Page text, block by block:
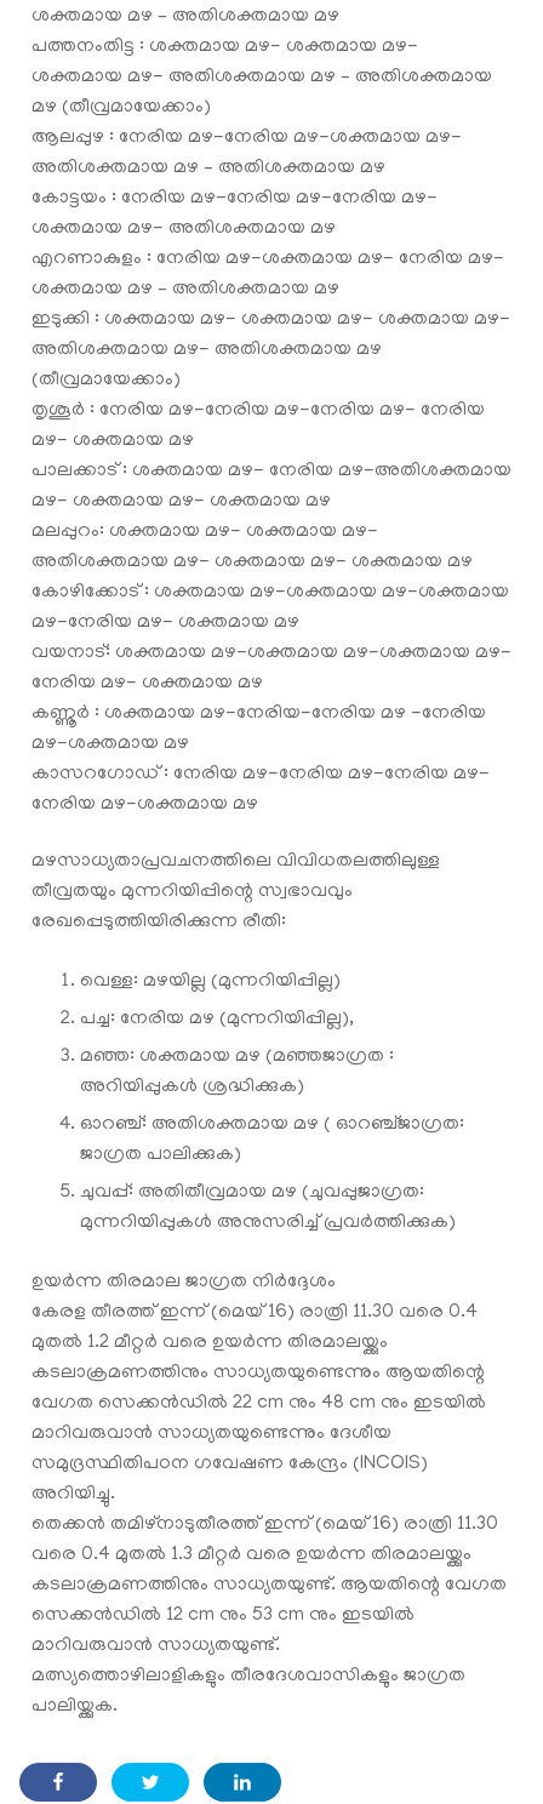
ശക്തമായ മഴ – അതിശക്തമായ മഴ
പത്തനംതിട്ട : ശക്തമായ മഴ- ശക്തമായ മഴ-
ശക്തമായ മഴ- അതിശക്തമായ മഴ – അതിശക്തമായ
മഴ (തീവ്രമായേക്കാം)
ആലപ്പുഴ : നേരിയ മഴ-നേരിയ മഴ-ശക്തമായ മഴ-
അതിശക്തമായ മഴ – അതിശക്തമായ മഴ
കോട്ടയം : നേരിയ മഴ-നേരിയ മഴ-നേരിയ മഴ-
ശക്തമായ മഴ- അതിശക്തമായ മഴ
എറണാകുളം : നേരിയ മഴ-ശക്തമായ മഴ- നേരിയ മഴ-
ശക്തമായ മഴ – അതിശക്തമായ മഴ
ഇടുക്കി : ശക്തമായ മഴ- ശക്തമായ മഴ- ശക്തമായ മഴ-
അതിശക്തമായ മഴ- അതിശക്തമായ മഴ
(തീവ്രമായേക്കാം)
തൃശൂര്‍ : നേരിയ മഴ-നേരിയ മഴ-നേരിയ മഴ- നേരിയ
മഴ- ശക്തമായ മഴ
പാലക്കാട് : ശക്തമായ മഴ- നേരിയ മഴ-അതിശക്തമായ
മഴ- ശക്തമായ മഴ- ശക്തമായ മഴ
മലപ്പുറം: ശക്തമായ മഴ- ശക്തമായ മഴ-
അതിശക്തമായ മഴ- ശക്തമായ മഴ- ശക്തമായ മഴ
കോഴിക്കോട് : ശക്തമായ മഴ-ശക്തമായ മഴ-ശക്തമായ
മഴ-നേരിയ മഴ- ശക്തമായ മഴ
വയനാട്: ശക്തമായ മഴ-ശക്തമായ മഴ-ശക്തമായ മഴ-
നേരിയ മഴ- ശക്തമായ മഴ
കണ്ണൂര്‍ : ശക്തമായ മഴ-നേരിയ-നേരിയ മഴ -നേരിയ
മഴ-ശക്തമായ മഴ
കാസറഗോഡ് : നേരിയ മഴ-നേരിയ മഴ-നേരിയ മഴ-
നേരിയ മഴ-ശക്തമായ മഴ
മഴസാധ്യതാപ്രവചനത്തിലെ വിവിധതലത്തിലുള്ള
തീവ്രതയും മുന്നറിയിപ്പിന്റെ സ്വഭാവവും
രേഖപ്പെടുത്തിയിരിക്കുന്ന രീതി:
വെള്ള: മഴയില്ല (മുന്നറിയിപ്പില്ല)
പച്ച: നേരിയ മഴ (മുന്നറിയിപ്പില്ല),
മഞ്ഞ: ശക്തമായ മഴ (മഞ്ഞജാഗ്രത :
അറിയിപ്പുകള്‍ ശ്രദ്ധിക്കുക)
ഓറഞ്ച്: അതിശക്തമായ മഴ ( ഓറഞ്ച്ജാഗ്രത:
ജാഗ്രത പാലിക്കുക)
ചുവപ്പ്: അതിതീവ്രമായ മഴ (ചുവപ്പുജാഗ്രത:
മുന്നറിയിപ്പുകള്‍ അനുസരിച്ച് പ്രവര്‍ത്തിക്കുക)
ഉയർന്ന തിരമാല ജാഗ്രത നിർദ്ദേശം
കേരള തീരത്ത് ഇന്ന് (മെയ് 16) രാത്രി 11.30 വരെ 0.4
മുതൽ 1.2 മീറ്റർ വരെ ഉയർന്ന തിരമാലയ്ക്കും
കടലാക്രമണത്തിനും സാധ്യതയുണ്ടെന്നും ആയതിന്റെ
വേഗത സെക്കൻഡിൽ 22 cm നും 48 cm നും ഇടയിൽ
മാറിവരുവാൻ സാധ്യതയുണ്ടെന്നും ദേശീയ
സമുദ്രസ്ഥിതിപഠന ഗവേഷണ കേന്ദ്രം (INCOIS)
അറിയിച്ചു.
തെക്കൻ തമിഴ്നാടുതീരത്ത് ഇന്ന് (മെയ് 16) രാത്രി 11.30
വരെ 0.4 മുതൽ 1.3 മീറ്റർ വരെ ഉയർന്ന തിരമാലയ്ക്കും
കടലാക്രമണത്തിനും സാധ്യതയുണ്ട്. ആയതിന്റെ വേഗത
സെക്കൻഡിൽ 12 cm നും 53 cm നും ഇടയിൽ
മാറിവരുവാൻ സാധ്യതയുണ്ട്.
മത്സ്യത്തൊഴിലാളികളും തീരദേശവാസികളും ജാഗ്രത
പാലിയ്ക്കുക.